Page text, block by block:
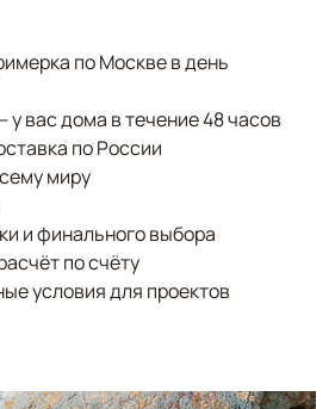
по Москве в день
у вас дома в течение 48 часов
по России
миру
и финального выбора
по счёту
условия для проектов